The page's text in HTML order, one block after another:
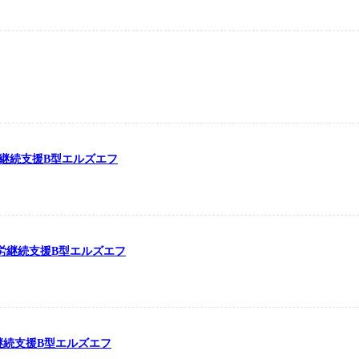
続支援B型エルズエフ
継続支援B型エルズエフ
支援B型エルズエフ